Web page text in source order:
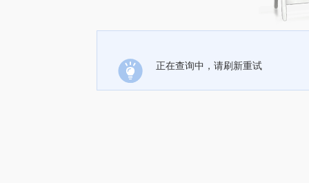
正在查询中，请刷新重试